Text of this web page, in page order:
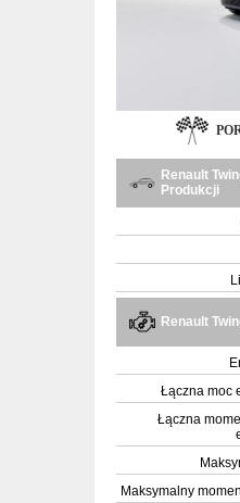
Renault
Produkcji
Renault
Łączna moc
Łączna
Maksymalny